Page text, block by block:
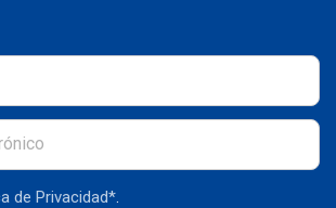
de Privacidad*